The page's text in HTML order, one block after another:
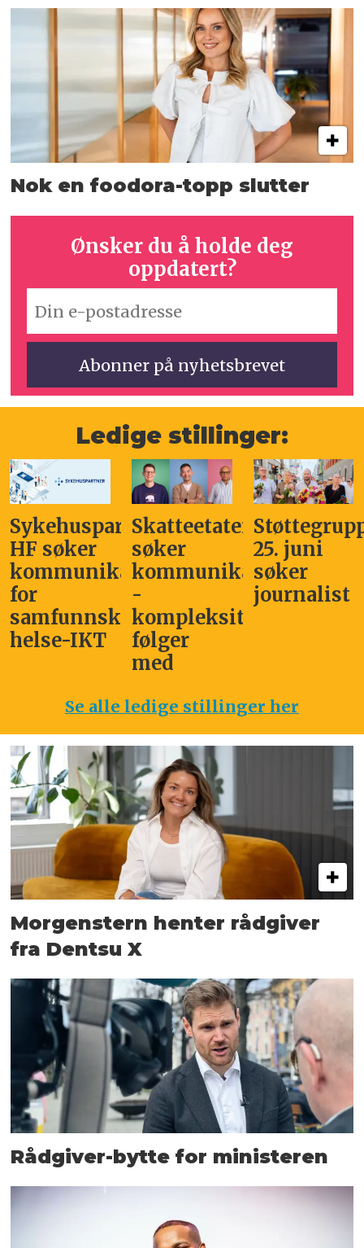
Nok en foodora-topp slutter
Ønsker du å holde deg
oppdatert?
Ledige stillinger:
Sykehuspartner
HF søker
kommunikasjonssjef
for
samfunnskritisk
helse-IKT
Skatteetaten
søker
kommunikasjonsleder
-
kompleksitet
følger
med
25. juni
søker
journalist
Se alle ledige stillinger her
Morgenstern henter rådgiver
fra Dentsu X
Rådgiver-bytte for ministeren